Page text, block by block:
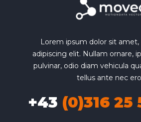
Lorem ipsum dolor sit
adipiscing elit. Nullam ornare,
pulvinar, odio diam vehicula
tellus ante nec
+43 (0)316 25